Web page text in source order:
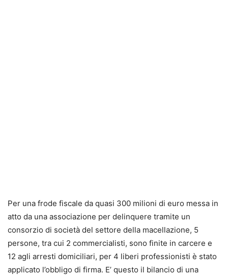
Per una frode fiscale da quasi 300 milioni di euro messa in
atto da una associazione per delinquere tramite un
consorzio di società del settore della macellazione, 5
persone, tra cui 2 commercialisti, sono finite in carcere e
12 agli arresti domiciliari, per 4 liberi professionisti è stato
applicato l’obbligo di firma. E’ questo il bilancio di una